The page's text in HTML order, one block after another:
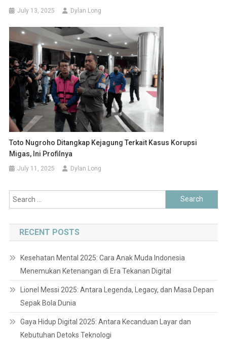
July 13, 2025 Dylan Long
Toto Nugroho Ditangkap Kejagung Terkait Kasus Korupsi
Migas, Ini Profilnya
July 11, 2025 Dylan Long
Search
for:
RECENT POSTS
Kesehatan Mental 2025: Cara Anak Muda Indonesia
Menemukan Ketenangan di Era Tekanan Digital
Lionel Messi 2025: Antara Legenda, Legacy, dan Masa Depan
Sepak Bola Dunia
Gaya Hidup Digital 2025: Antara Kecanduan Layar dan
Kebutuhan Detoks Teknologi